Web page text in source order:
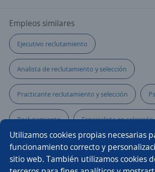
Utilizamos cookies propias necesarias
funcionamiento correcto y
sitio web. También utilizamos cookies
Empleos similares
Ejecutivo reclutamiento
Analista de reclutamiento y selección
Practicante reclutamiento y selección
Reclutamiento Especialista en selección
Reclutador personal Asistente
Recursos humanos Auxiliar